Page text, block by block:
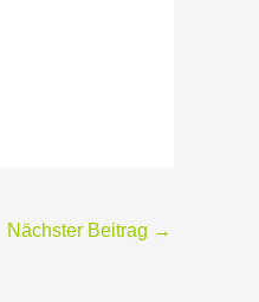
Nächster Beitrag →